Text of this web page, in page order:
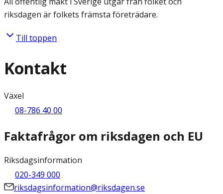
riksdagen är folkets främsta företrädare.
Till toppen
Kontakt
Växel
08-786 40 00
Faktafrågor om riksdagen och EU
Riksdagsinformation
020-349 000
riksdagsinformation@riksdagen.se